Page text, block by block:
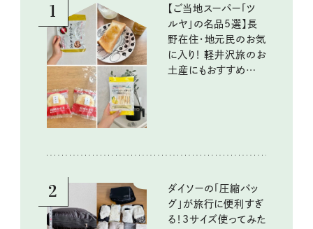
1
【ご当地スーパー「ツ
ルヤ」の名品5選】長
野在住・地元民のお気
に入り！ 軽井沢旅のお
土産にもおすすめのお
2
ダイソーの「圧縮バッ
グ」が旅行に便利すぎ
る！3サイズ使ってみた